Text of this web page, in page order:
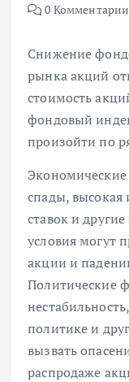
0 Комментарии
Снижение
рынка акций
стоимость
фондовый
произойти по
спады,
ставок и
условия могут
акции и
Политические
политике и
вызвать
распродаже